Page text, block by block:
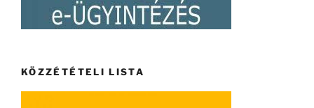
KÖZZÉTÉTELI LISTA